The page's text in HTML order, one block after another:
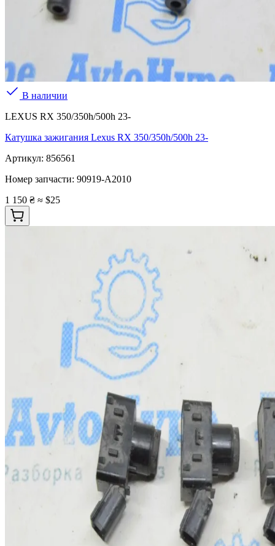
В наличии
LEXUS RX 350/350h/500h 23-
Катушка зажигания Lexus RX 350/350h/500h 23-
Артикул: 856561
Номер запчасти: 90919-A2010
1 150 ₴ ≈ $25